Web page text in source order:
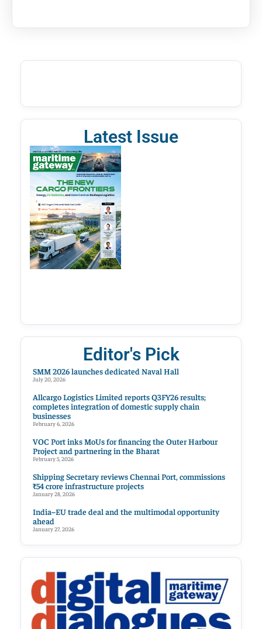
Latest Issue
Editor's Pick
SMM 2026 launches dedicated Naval Hall
July 20, 2026
Allcargo Logistics Limited reports Q3FY26 results;
completes integration of domestic supply chain
businesses
February 6, 2026
VOC Port inks MoUs for financing the Outer Harbour
Project and partnering in the Bharat
February 5, 2026
Shipping Secretary reviews Chennai Port, commissions
₹54 crore infrastructure projects
January 28, 2026
India–EU trade deal and the multimodal opportunity
ahead
January 27, 2026